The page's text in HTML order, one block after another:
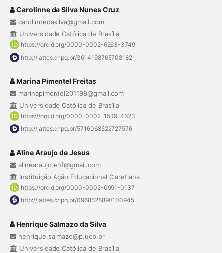
Carolinne da Silva Nunes Cruz
carolinnedasilva@gmail.com
Universidade Católica de Brasília
https://orcid.org/0000-0002-6263-3749
http://lattes.cnpq.br/3614198765708182
Marina Pimentel Freitas
marinapimentel201198@gmail.com
Universidade Católica de Brasília
https://orcid.org/0000-0002-1509-4623
http://lattes.cnpq.br/5716068522727576
Aline Araujo de Jesus
alinearaujo.enf@gmail.com
Instituição Ação Educacional Claretiana
https://orcid.org/0000-0002-0991-0137
http://lattes.cnpq.br/0968528890100945
Henrique Salmazo da Silva
henrique.salmazo@p.ucb.br
Universidade Católica de Brasília